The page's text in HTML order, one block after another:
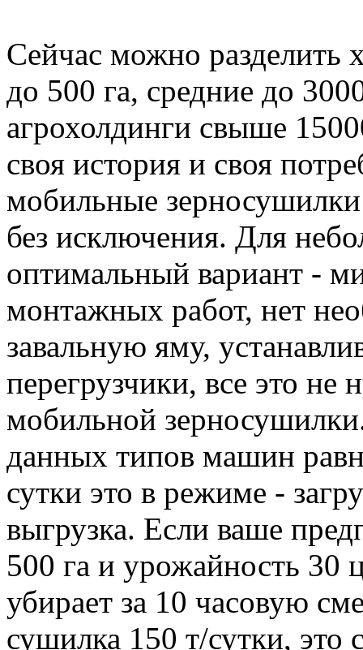
Сейчас можно разделить
до 500 га, средние до
агрохолдинги свыше
своя история и своя
мобильные
без исключения. Для
оптимальный вариант -
монтажных работ, нет
завальную яму,
перегрузчики, все это не
мобильной
данных типов машин
сутки это в режиме -
выгрузка. Если ваше
500 га и урожайность 30
убирает за 10 часовую
сушилка 150 т/сутки,